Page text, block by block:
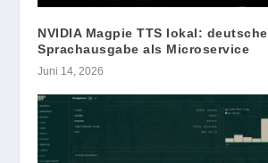
NVIDIA Magpie TTS lokal: deutsche
Sprachausgabe als Microservice
Juni 14, 2026